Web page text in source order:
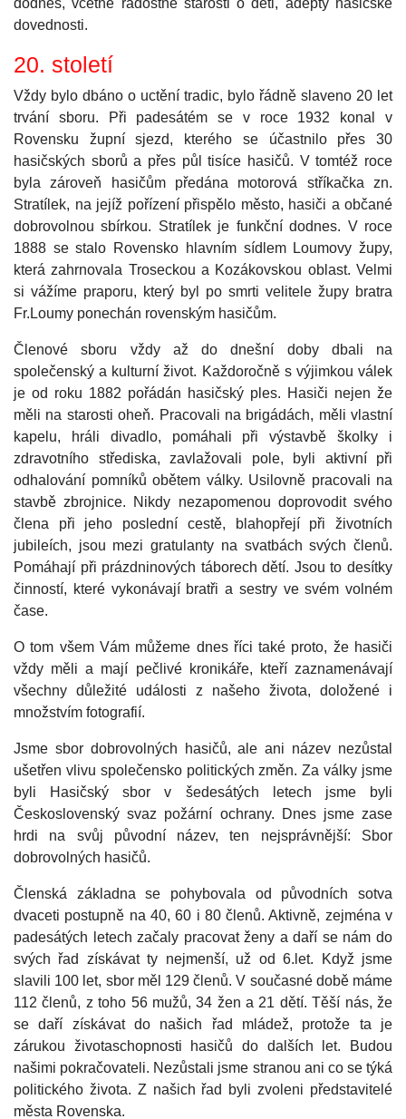
dodnes, včetně radostné starosti o děti, adepty hasičské
dovednosti.
20. století
Vždy bylo dbáno o uctění tradic, bylo řádně slaveno 20 let
trvání sboru. Při padesátém se v roce 1932 konal v
Rovensku župní sjezd, kterého se účastnilo přes 30
hasičských sborů a přes půl tisíce hasičů. V tomtéž roce
byla zároveň hasičům předána motorová stříkačka zn.
Stratílek, na jejíž pořízení přispělo město, hasiči a občané
dobrovolnou sbírkou. Stratílek je funkční dodnes. V roce
1888 se stalo Rovensko hlavním sídlem Loumovy župy,
která zahrnovala Troseckou a Kozákovskou oblast. Velmi
si vážíme praporu, který byl po smrti velitele župy bratra
Fr.Loumy ponechán rovenským hasičům.
Členové sboru vždy až do dnešní doby dbali na
společenský a kulturní život. Každoročně s výjimkou válek
je od roku 1882 pořádán hasičský ples. Hasiči nejen že
měli na starosti oheň. Pracovali na brigádách, měli vlastní
kapelu, hráli divadlo, pomáhali při výstavbě školky i
zdravotního střediska, zavlažovali pole, byli aktivní při
odhalování pomníků obětem války. Usilovně pracovali na
stavbě zbrojnice. Nikdy nezapomenou doprovodit svého
člena při jeho poslední cestě, blahopřejí při životních
jubileích, jsou mezi gratulanty na svatbách svých členů.
Pomáhají při prázdninových táborech dětí. Jsou to desítky
činností, které vykonávají bratři a sestry ve svém volném
čase.
O tom všem Vám můžeme dnes říci také proto, že hasiči
vždy měli a mají pečlivé kronikáře, kteří zaznamenávají
všechny důležité události z našeho života, doložené i
množstvím fotografií.
Jsme sbor dobrovolných hasičů, ale ani název nezůstal
ušetřen vlivu společensko politických změn. Za války jsme
byli Hasičský sbor v šedesátých letech jsme byli
Československý svaz požární ochrany. Dnes jsme zase
hrdi na svůj původní název, ten nejsprávnější: Sbor
dobrovolných hasičů.
Členská základna se pohybovala od původních sotva
dvaceti postupně na 40, 60 i 80 členů. Aktivně, zejména v
padesátých letech začaly pracovat ženy a daří se nám do
svých řad získávat ty nejmenší, už od 6.let. Když jsme
slavili 100 let, sbor měl 129 členů. V současné době máme
112 členů, z toho 56 mužů, 34 žen a 21 dětí. Těší nás, že
se daří získávat do našich řad mládež, protože ta je
zárukou životaschopnosti hasičů do dalších let. Budou
našimi pokračovateli. Nezůstali jsme stranou ani co se týká
politického života. Z našich řad byli zvoleni představitelé
města Rovenska.